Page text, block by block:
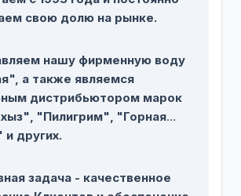
свою долю на рынке.
нашу фирменную воду
а также являемся
дистрибьютором марок
"Пилигрим"‚ "Горная
других.
задача - качественное